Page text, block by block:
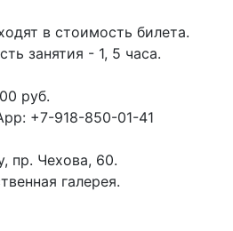
в стоимость билета.
занятия - 1, 5 часа.
руб.
+7-918-850-01-41
пр. Чехова, 60.
галерея.